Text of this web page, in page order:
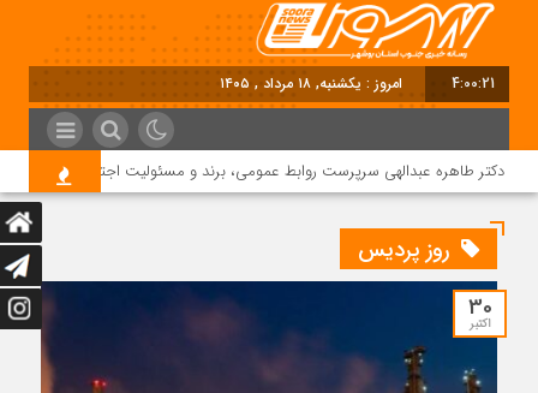
4:00:21 امروز : یکشنبه, ۱۸ مرداد , ۱۴۰۵
دکتر طاهره عبدالهی سرپرست روابط عمومی، برند و مسئولیت اجتماعی دماوند
روز پردیس
30
اکتبر